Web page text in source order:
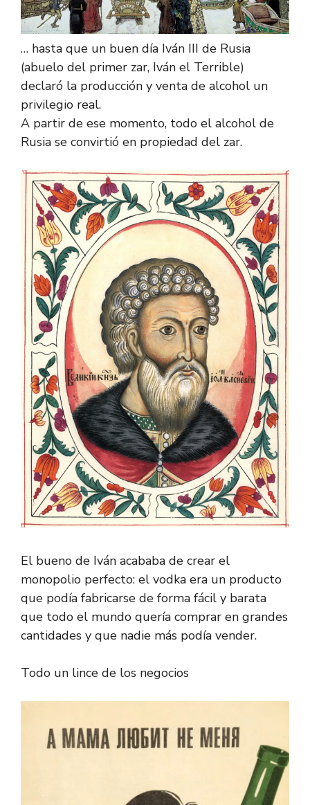
… hasta que un buen día Iván III de Rusia
(abuelo del primer zar, Iván el Terrible)
declaró la producción y venta de alcohol un
privilegio real.
A partir de ese momento, todo el alcohol de
Rusia se convirtió en propiedad del zar.
El bueno de Iván acababa de crear el
monopolio perfecto: el vodka era un producto
que podía fabricarse de forma fácil y barata
que todo el mundo quería comprar en grandes
cantidades y que nadie más podía vender.
Todo un lince de los negocios